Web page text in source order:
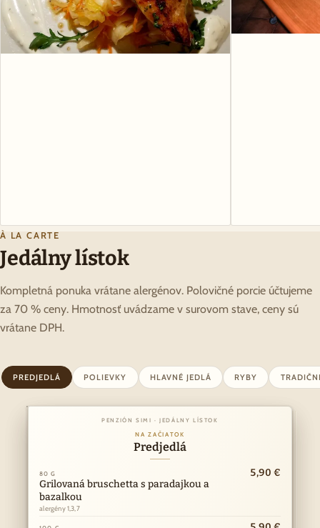
À LA CARTE
Jedálny lístok
Kompletná ponuka vrátane alergénov. Polovičné porcie účtujeme
za 70 % ceny. Hmotnosť uvádzame v surovom stave, ceny sú
vrátane DPH.
PREDJEDLÁ POLIEVKY HLAVNÉ JEDLÁ RYBY
PENZIÓN SIMI · JEDÁLNY LÍSTOK
NA ZAČIATOK
Predjedlá
80 G
Grilovaná bruschetta s paradajkou a
bazalkou
5,90 €
alergény 1,3,7
PENZIÓN SIMI · JEDÁLNY LÍSTOK
Z NAŠEJ KUCHYNE
Hlavné jedlá
150 G
Vyprážaný bravčový alebo kurací rezeň
10,90 €
alergény 1,3,7
150 G
Kurací steak